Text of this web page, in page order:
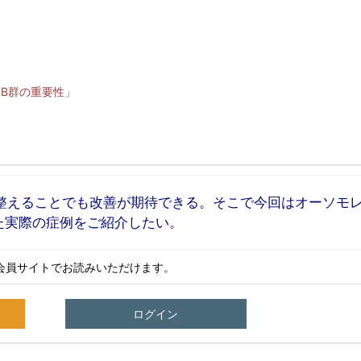
B群の重要性」
ることでも改善が期待できる。そこで今回はオーソモ
際の症例をご紹介したい。
サイトでお読みいただけます。
ログイン